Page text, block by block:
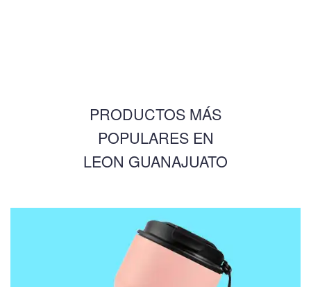
PRODUCTOS MÁS
POPULARES EN
LEON GUANAJUATO